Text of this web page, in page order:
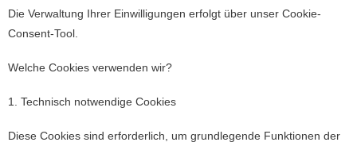
Die Verwaltung Ihrer Einwilligungen erfolgt über unser Cookie-
Consent-Tool.
Welche Cookies verwenden wir?
1. Technisch notwendige Cookies
Diese Cookies sind erforderlich, um grundlegende Funktionen der